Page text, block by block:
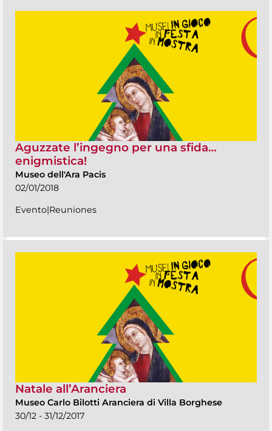
Aguzzate l’ingegno per una sfida…
enigmistica!
Museo dell'Ara Pacis
02/01/2018
Evento|Reuniones
Natale all’Aranciera
Museo Carlo Bilotti Aranciera di Villa Borghese
30/12 - 31/12/2017